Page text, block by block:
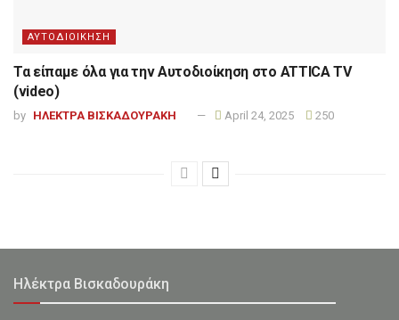
ΑΥΤΟΔΙΟΙΚΗΣΗ
Τα είπαμε όλα για την Αυτοδιοίκηση στο ATTICA TV
(video)
by ΗΛΕΚΤΡΑ ΒΙΣΚΑΔΟΥΡΑΚΗ April 24, 2025 250
Ηλέκτρα Βισκαδουράκη